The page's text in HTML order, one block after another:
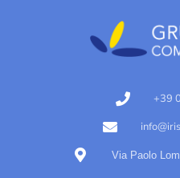
+39
Via Paolo